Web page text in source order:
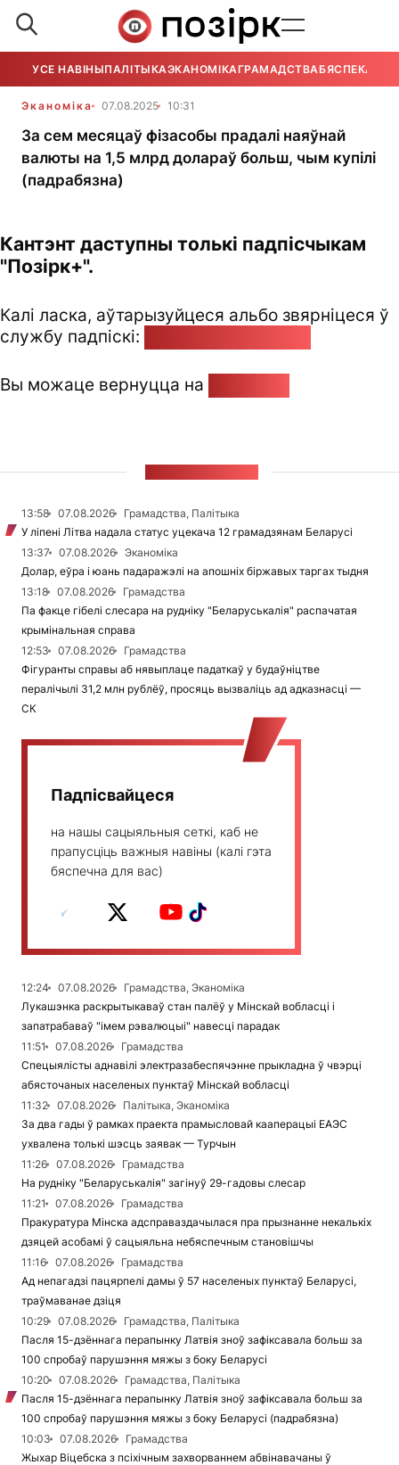
УСЕ НАВІНЫПАЛІТЫКАЭКАНОМІКАГРАМАДСТВАБЯСПЕКА
Эканоміка 07.08.2025 10:31
За сем месяцаў фізасобы прадалі наяўнай
валюты на 1,5 млрд долараў больш, чым купілі
(падрабязна)
Кантэнт даступны толькі падпісчыкам
"Позірк+".
Калі ласка, аўтарызуйцеся альбо звярніцеся ў
службу падпіскі:
Вы можаце вернуцца на
13:58 07.08.2026
Грамадства, Палітыка
У ліпені Літва надала статус уцекача 12 грамадзянам Беларусі
13:37
07.08.2026
Эканоміка
Долар, еўра і юань падаражэлі на апошніх біржавых таргах тыдня
13:18
07.08.2026
Грамадства
Па факце гібелі слесара на рудніку "Беларуськалія" распачатая
крымінальная справа
12:53
07.08.2026
Грамадства
Фігуранты справы аб нявыплаце падаткаў у будаўніцтве
пералічылі 31,2 млн рублёў, просяць вызваліць ад адказнасці —
СК
Падпісвайцеся
на нашы сацыяльныя сеткі, каб не
прапусціць важныя навіны (калі гэта
бяспечна для вас)
12:24 07.08.2026
Грамадства, Эканоміка
Лукашэнка раскрытыкаваў стан палёў у Мінскай вобласці і
запатрабаваў "імем рэвалюцыі" навесці парадак
11:51
07.08.2026
Грамадства
Спецыялісты аднавілі электразабеспячэнне прыкладна ў чвэрці
абясточаных населеных пунктаў Мінскай вобласці
11:32
07.08.2026
Палітыка, Эканоміка
За два гады ў рамках праекта прамысловай кааперацыі ЕАЭС
ухвалена толькі шэсць заявак — Турчын
11:26
07.08.2026
Грамадства
На рудніку "Беларуськалія" загінуў 29-гадовы слесар
11:21
07.08.2026
Грамадства
Пракуратура Мінска адсправаздачылася пра прызнанне некалькіх
дзяцей асобамі ў сацыяльна небяспечным становішчы
11:16
07.08.2026
Грамадства
Ад непагадзі пацярпелі дамы ў 57 населеных пунктаў Беларусі,
траўмаванае дзіця
10:29
07.08.2026
Грамадства, Палітыка
Пасля 15-дзённага перапынку Латвія зноў зафіксавала больш за
100 спробаў парушэння мяжы з боку Беларусі
10:20
07.08.2026
Грамадства, Палітыка
Пасля 15-дзённага перапынку Латвія зноў зафіксавала больш за
100 спробаў парушэння мяжы з боку Беларусі (падрабязна)
10:03
07.08.2026
Грамадства
Жыхар Віцебска з псіхічным захворваннем абвінавачаны ў